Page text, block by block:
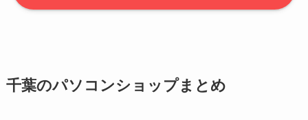
千葉のパソコンショップまとめ